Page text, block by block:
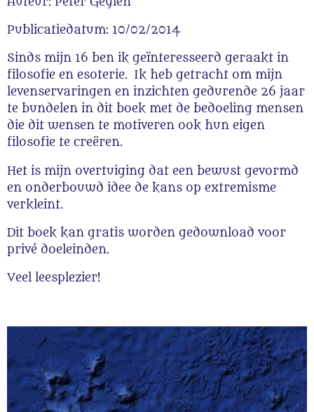
Publicatiedatum: 10/02/2014
Sinds mijn 16 ben ik geïnteresseerd geraakt in
filosofie en esoterie. Ik heb getracht om mijn
levenservaringen en inzichten gedurende 26 jaar
te bundelen in dit boek met de bedoeling mensen
die dit wensen te motiveren ook hun eigen
filosofie te creëren.
Het is mijn overtuiging dat een bewust gevormd
en onderbouwd idee de kans op extremisme
verkleint.
Dit boek kan gratis worden gedownload voor
privé doeleinden.
Veel leesplezier!